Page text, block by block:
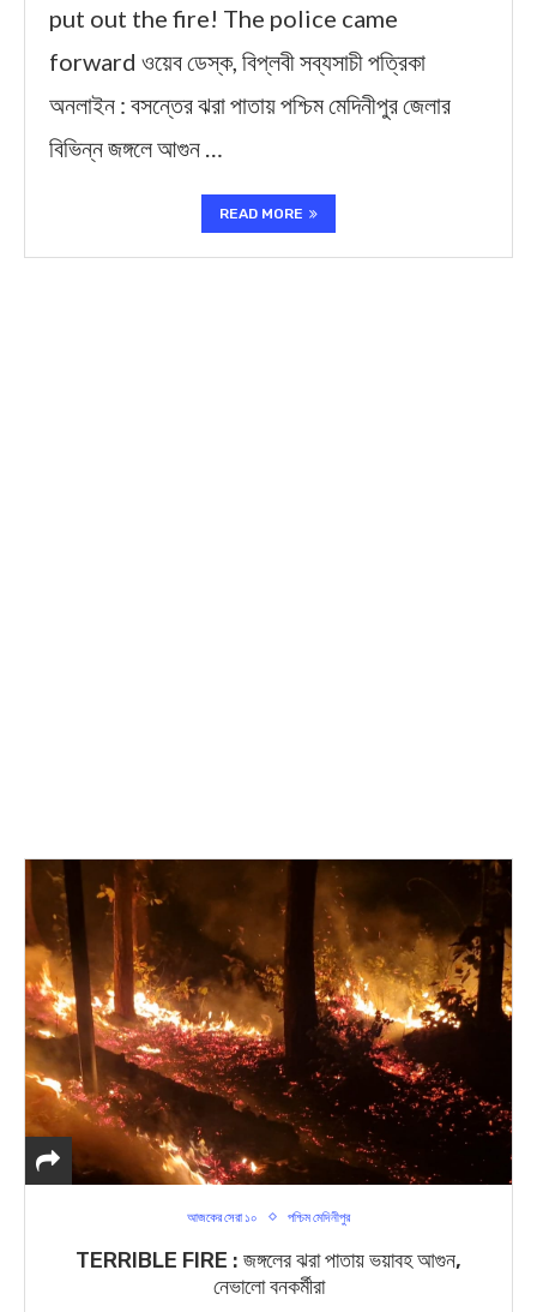
put out the fire! The police came
forward ওয়েব ডেস্ক, বিপ্লবী সব্যসাচী পত্রিকা
অনলাইন : বসন্তের ঝরা পাতায় পশ্চিম মেদিনীপুর জেলার
বিভিন্ন জঙ্গলে আগুন …
READ MORE
আজকের সেরা ১০ পশ্চিম মেদিনীপুর
TERRIBLE FIRE : জঙ্গলের ঝরা পাতায় ভয়াবহ আগুন,
নেভালো বনকর্মীরা